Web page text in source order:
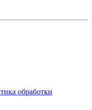
обработки